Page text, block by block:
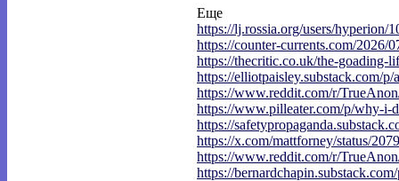
Еще
https://lj.rossia.org/users/hyperion/
https://counter-currents.com/2026/
https://thecritic.co.uk/the-goading-lif
https://elliotpaisley.substack.com/p/a
https://www.reddit.com/r/
https://www.pilleater.com/p/why-i-d
https://safetypropaganda.substack.c
https://x.com/mattforney/status/
https://www.reddit.com/r/
https://